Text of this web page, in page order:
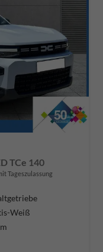
TCe 140
Tageszulassung
Weiß